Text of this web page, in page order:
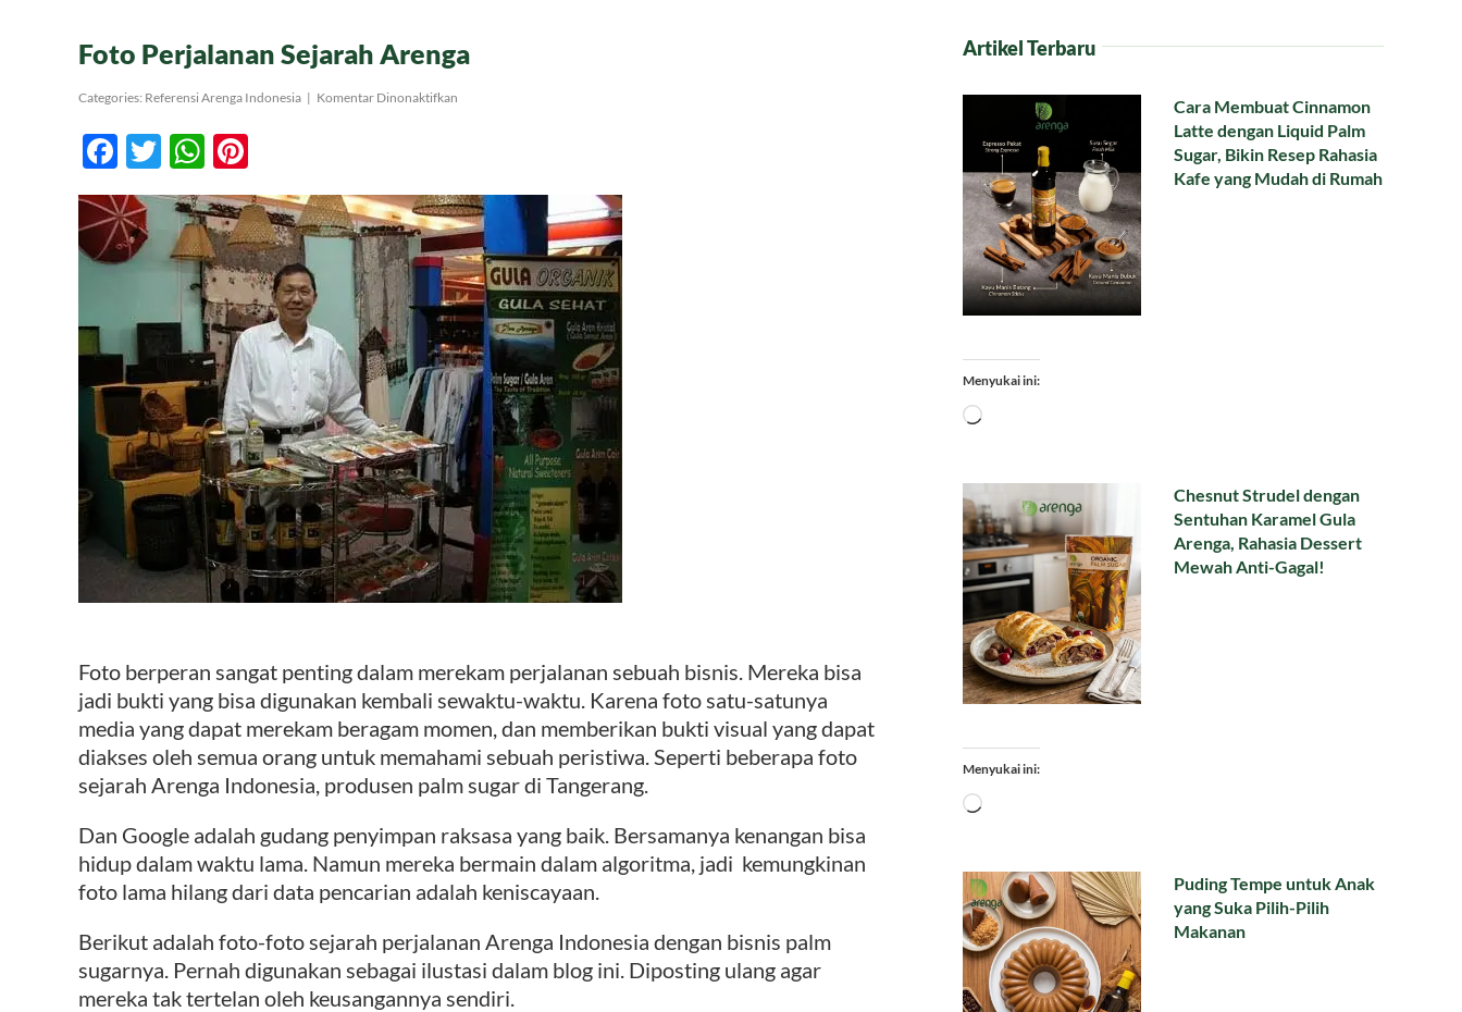
Foto Perjalanan Sejarah Arenga
Categories: Referensi Arenga Indonesia | Komentar Dinonaktifkan
Facebook
TwitterWhatsApp
Foto berperan sangat penting dalam merekam perjalanan sebuah bisnis. Mereka bisa
jadi bukti yang bisa digunakan kembali sewaktu-waktu. Karena foto satu-satunya
media yang dapat merekam beragam momen, dan memberikan bukti visual yang dapat
diakses oleh semua orang untuk memahami sebuah peristiwa. Seperti beberapa foto
sejarah Arenga Indonesia, produsen palm sugar di Tangerang.
Dan Google adalah gudang penyimpan raksasa yang baik. Bersamanya kenangan bisa
hidup dalam waktu lama. Namun mereka bermain dalam algoritma, jadi kemungkinan
foto lama hilang dari data pencarian adalah keniscayaan.
Berikut adalah foto-foto sejarah perjalanan Arenga Indonesia dengan bisnis palm
sugarnya. Pernah digunakan sebagai ilustasi dalam blog ini. Diposting ulang agar
mereka tak tertelan oleh keusangannya sendiri.
Artikel Terbaru
Cara Membuat Cinnamon
Latte dengan Liquid Palm
Sugar, Bikin Resep Rahasia
Kafe yang Mudah di Rumah
Menyukai ini:
Memuat...
Chesnut Strudel dengan
Sentuhan Karamel Gula
Arenga, Rahasia Dessert
Mewah Anti-Gagal!
Menyukai ini:
Memuat...
Puding Tempe untuk Anak
yang Suka Pilih-Pilih
Makanan